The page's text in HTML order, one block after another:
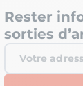
Rester
sorties